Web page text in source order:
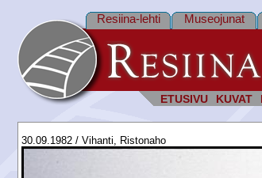
ETUSIVU KUVAT
Resiina-lehti Museojunat
30.09.1982 / Vihanti, Ristonaho